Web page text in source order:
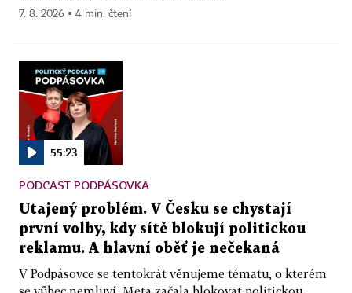
7. 8. 2026 ▪ 4 min. čtení
55:23
PODCAST PODPÁSOVKA
Utajený problém. V Česku se chystají
první volby, kdy sítě blokují politickou
reklamu. A hlavní oběť je nečekaná
V Podpásovce se tentokrát věnujeme tématu, o kterém